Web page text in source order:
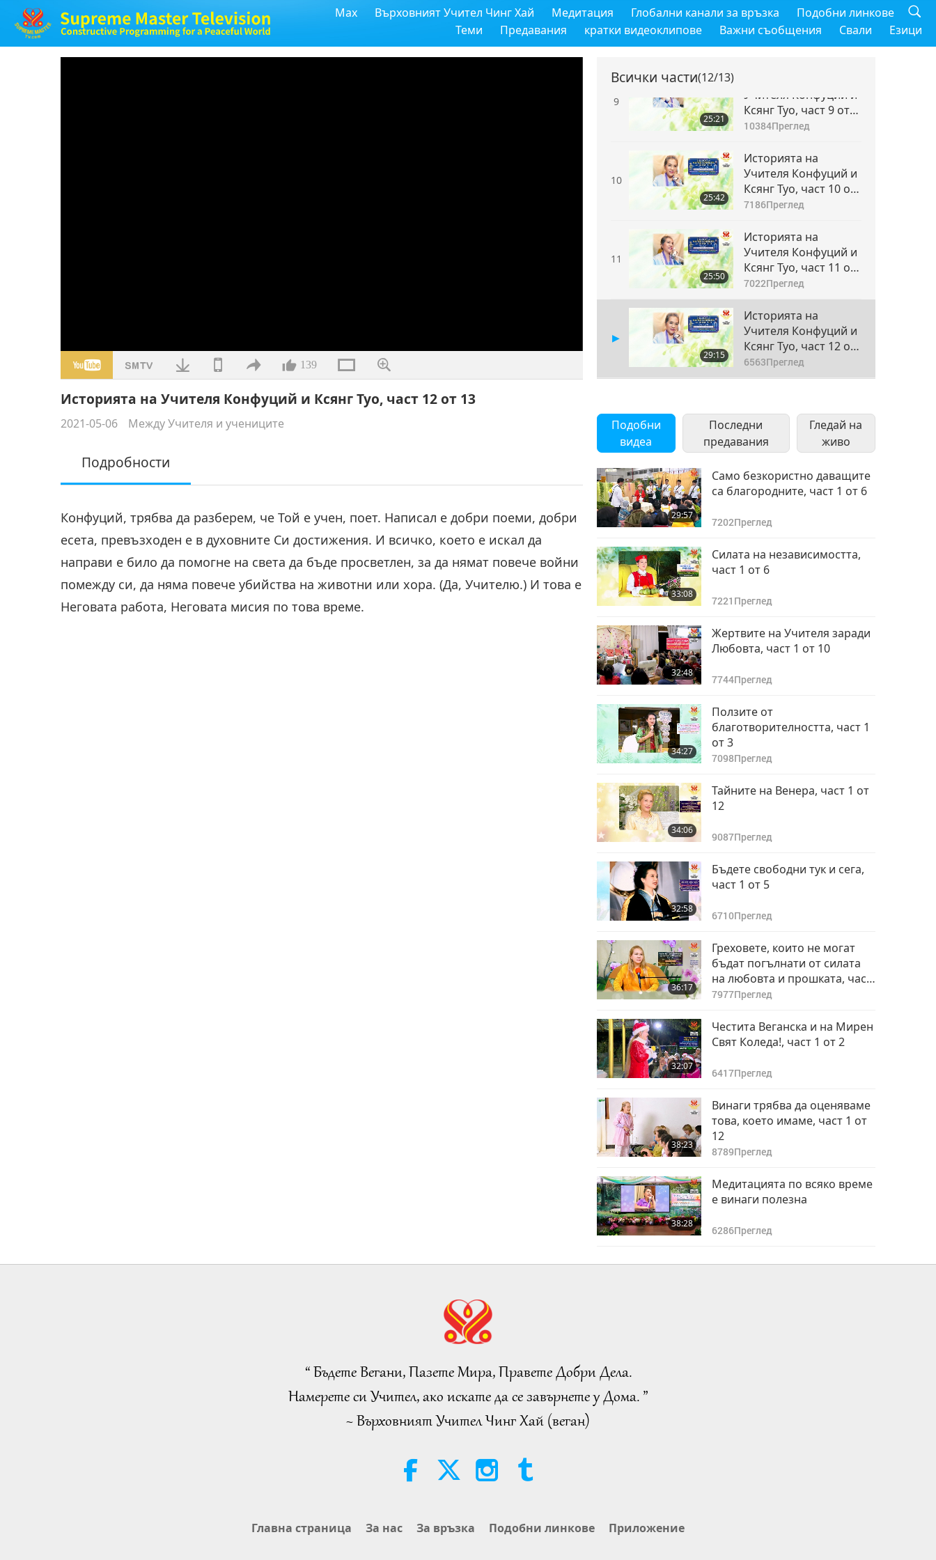
Max Върховният Учител Чинг Хай Медитация Глобални канали за връзка
Подобни линкове
Теми
Предавания кратки видеоклипове Важни съобщения Свали Езици
139
Историята на Учителя Конфуций и Ксянг Туо, част 12 от 13
2021-05-06 Между Учителя и учениците
Подробности
Конфуций, трябва да разберем, че Той е учен, поет. Написал е добри поеми, добри
есета, превъзходен е в духовните Си достижения. И всичко, което е искал да
направи е било да помогне на света да бъде просветлен, за да нямат повече войни
помежду си, да няма повече убийства на животни или хора. (Да, Учителю.) И това е
Неговата работа, Неговата мисия по това време.
Всички части(12/13)
Учителя Конфуций и
Ксянг Туо, част 8 от
13
6036Преглед
9
25:21
Учителя Конфуций и
Ксянг Туо, част 9 от
13
10384Преглед
10
25:42
Историята на
Учителя Конфуций и
Ксянг Туо, част 10 от
13
7186Преглед
11
25:50
Историята на
Учителя Конфуций и
Ксянг Туо, част 11 от
13
7022Преглед
29:15
Историята на
Учителя Конфуций и
Ксянг Туо, част 12 от
13
6563Преглед
13
Ксянг Туо, част 13 от
13
6602Преглед
Подобни
видеа
Последни
предавания
Гледай на
живо
29:57
Само безкористно даващите
са благородните, част 1 от 6
7202Преглед
33:08
Силата на независимостта,
част 1 от 6
7221 Преглед
32:48
Жертвите на Учителя заради
Любовта, част 1 от 10
7744Преглед
34:27
Ползите от
благотворителността, част 1
от 3
7098Преглед
34:06
Тайните на Венера, част 1 от
12
9087Преглед
32:58
Бъдете свободни тук и сега,
част 1 от 5
6710Преглед
36:17
Греховете, които не могат
бъдат погълнати от силата
на любовта и прошката, част
1 от 3
7977Преглед
32:07
Честита Веганска и на Мирен
Свят Коледа!, част 1 от 2
6417Преглед
38:23
Винаги трябва да оценяваме
това, което имаме, част 1 от
12
8789Преглед
38:28
Медитацията по всяко време
е винаги полезна
6286Преглед
“ Бъдете Вегани, Пазете Мира, Правете Добри Дела.
Намерете си Учител, ако искате да се завърнете у Дома. ”
~ Върховният Учител Чинг Хай (веган)
Главна страница За нас За връзка Подобни линкове Приложение